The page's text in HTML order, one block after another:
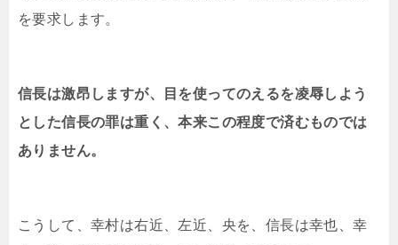
を要求します。
信長は激昂しますが、目を使ってのえるを凌辱しよう
とした信長の罪は重く、本来この程度で済むものでは
ありません。
こうして、幸村は右近、左近、央を、信長は幸也、幸